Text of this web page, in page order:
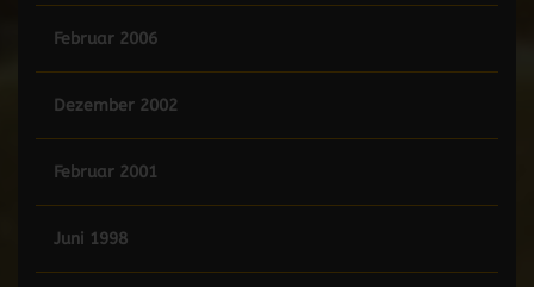
Februar 2006
Dezember 2002
Februar 2001
Juni 1998